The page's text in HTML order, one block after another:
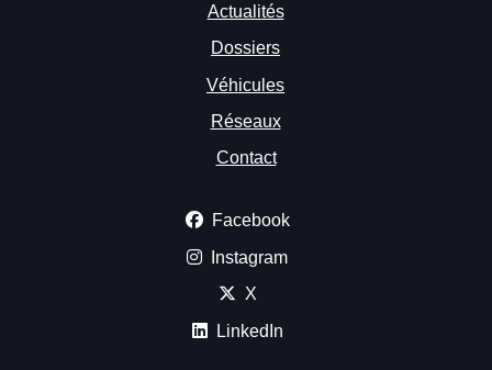
Actualités
Dossiers
Véhicules
Réseaux
Contact
Facebook
Instagram
X
LinkedIn